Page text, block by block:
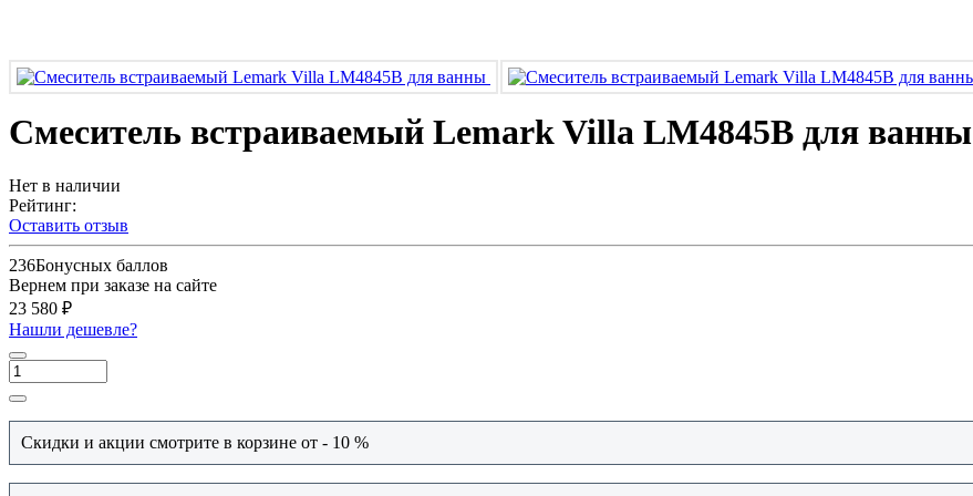
Смеситель встраиваемый Lemark Villa LM4845B для ванны
Нет в наличии
Рейтинг:
Оставить отзыв
236Бонусных баллов
Вернем при заказе на сайте
23 580 ₽
Нашли дешевле?
Скидки и акции смотрите в корзине от - 10 %